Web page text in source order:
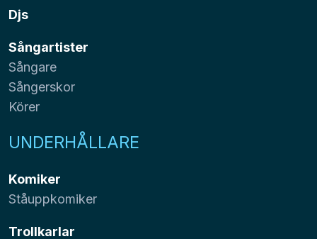
Djs
Sångartister
Sångare
Sångerskor
Körer
UNDERHÅLLARE
Komiker
Ståuppkomiker
Trollkarlar